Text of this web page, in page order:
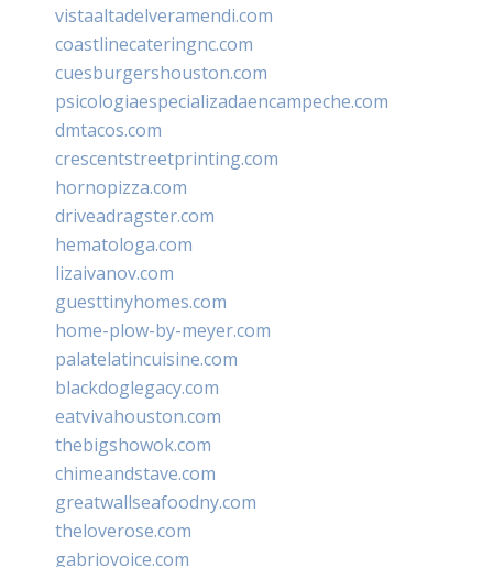
vistaaltadelveramendi.com
coastlinecateringnc.com
cuesburgershouston.com
psicologiaespecializadaencampeche.com
dmtacos.com
crescentstreetprinting.com
hornopizza.com
driveadragster.com
hematologa.com
lizaivanov.com
guesttinyhomes.com
home-plow-by-meyer.com
palatelatincuisine.com
blackdoglegacy.com
eatvivahouston.com
thebigshowok.com
chimeandstave.com
greatwallseafoodny.com
theloverose.com
gabriovoice.com